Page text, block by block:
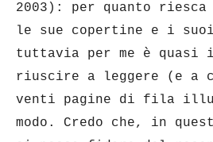
2003): per quanto riesca
le sue copertine e i
tuttavia per me è quasi
riuscire a leggere (e a
venti pagine di fila
modo. Credo che, in